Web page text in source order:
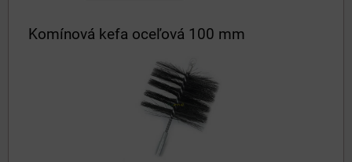
Komínová kefa oceľová 100 mm